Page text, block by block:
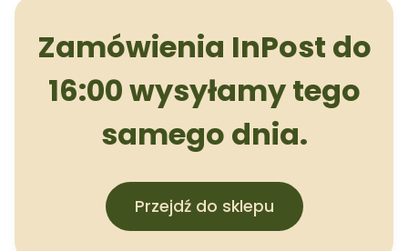
Zamówienia InPost do
16:00 wysyłamy tego
samego dnia.
Przejdź do sklepu